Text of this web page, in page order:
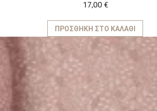
17,00 €
ΠΡΟΣΘΉΚΗ ΣΤΟ ΚΑΛΆΘΙ